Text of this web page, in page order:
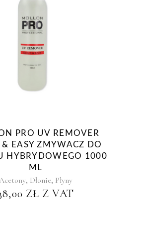
PRO UV REMOVER
EASY ZMYWACZ DO
HYBRYDOWEGO 1000
ML
, Dłonie, Płyny
ZŁ Z VAT